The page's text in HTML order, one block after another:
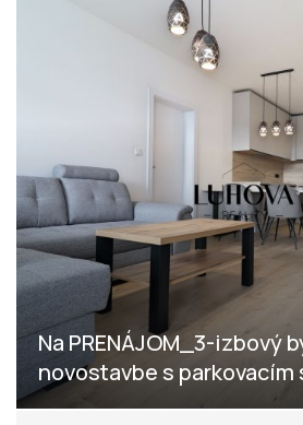
Na PRENÁJOM_3-izbový
novostavbe s parkovacím